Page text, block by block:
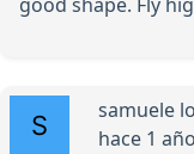
samuele
hace 1